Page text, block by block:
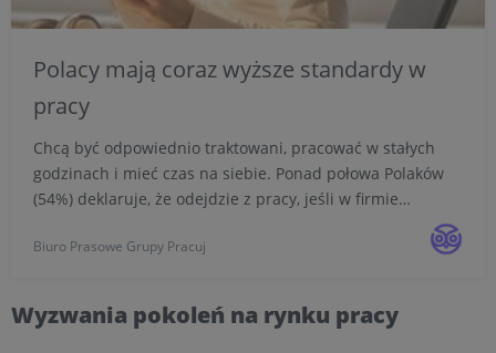
Polacy mają coraz wyższe standardy w
pracy
Chcą być odpowiednio traktowani, pracować w stałych
godzinach i mieć czas na siebie. Ponad połowa Polaków
(54%) deklaruje, że odejdzie z pracy, jeśli w firmie
wystąpią przypadki działań mobbingowych. Najnowsze
badanie Pracuj.pl wskazuje, że na rynku pracy kształtuje
Biuro Prasowe Grupy Pracuj
Wyzwania pokoleń na rynku pracy